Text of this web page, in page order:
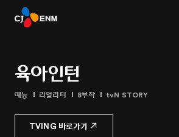
육아인턴
예능 리얼리티 8부작 tvN STORY
TVING 바로가기